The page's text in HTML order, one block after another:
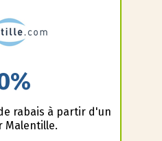
rabais à partir d'un
Malentille.